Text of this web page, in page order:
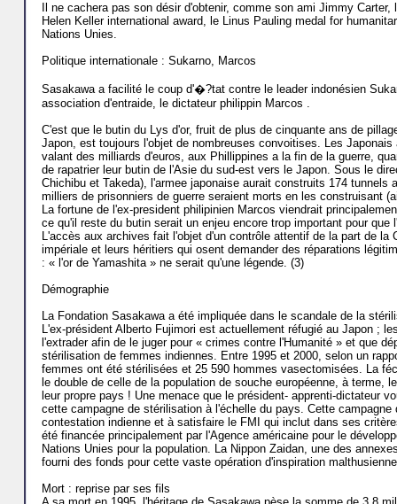
Il ne cachera pas son désir d'obtenir, comme son ami Jimmy
Helen Keller international award, le Linus Pauling medal for
Nations Unies.
Politique internationale : Sukarno, Marcos
Sasakawa a facilité le coup d'�?tat contre le leader indonésien
association d'entraide, le dictateur philippin Marcos .
C'est que le butin du Lys d'or, fruit de plus de cinquante ans de
Japon, est toujours l'objet de nombreuses convoitises. Les
valant des milliards d'euros, aux Phillippines a la fin de la guerre,
de rapatrier leur butin de l'Asie du sud-est vers le Japon. Sous le
Chichibu et Takeda), l'armee japonaise aurait construits 174
milliers de prisonniers de guerre seraient morts en les construisant
La fortune de l'ex-president philipinien Marcos viendrait
ce qu'il reste du butin serait un enjeu encore trop important pour
L'accès aux archives fait l'objet d'un contrôle attentif de la part de
impériale et leurs héritiers qui osent demander des réparations
: « l'or de Yamashita » ne serait qu'une légende. (3)
Démographie
La Fondation Sasakawa a été impliquée dans le scandale de la
L'ex-président Alberto Fujimori est actuellement réfugié au Japon ;
l'extrader afin de le juger pour « crimes contre l'Humanité » et que
stérilisation de femmes indiennes. Entre 1995 et 2000, selon un
femmes ont été stérilisées et 25 590 hommes vasectomisées. La
le double de celle de la population de souche européenne, à terme,
leur propre pays ! Une menace que le président- apprenti-dictateur
cette campagne de stérilisation à l'échelle du pays. Cette
contestation indienne et à satisfaire le FMI qui inclut dans ses
été financée principalement par l'Agence américaine pour le
Nations Unies pour la population. La Nippon Zaidan, une des
fourni des fonds pour cette vaste opération d'inspiration
Mort : reprise par ses fils